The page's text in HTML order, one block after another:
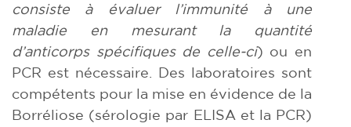
consiste à évaluer l’immunité à une
maladie en mesurant la quantité
d’anticorps spécifiques de celle-ci) ou en
PCR est nécessaire. Des laboratoires sont
compétents pour la mise en évidence de la
Borréliose (sérologie par ELISA et la PCR)